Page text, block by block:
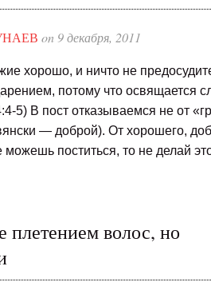
on 9 декабря, 2011
хорошо, и ничто не
потому что освящается
5) В пост отказываемся не от
— доброй). От хорошего,
можешь поститься, то не делай
плетением волос, но